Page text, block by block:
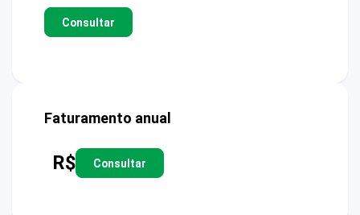
Consultar
Faturamento anual
R$ Consultar